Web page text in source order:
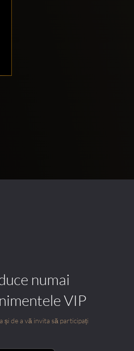
numai
VIP
și de a vă invita să participați